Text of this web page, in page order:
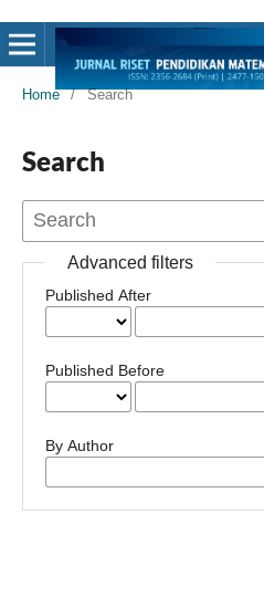
Home / Search
Search
Advanced filters
Published After
Published Before
By Author